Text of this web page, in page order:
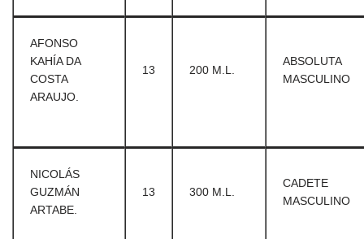
AFONSO
KAHÍA DA
COSTA
ARAUJO.
13 200 M.L.
ABSOLUTA
MASCULINO
NICOLÁS
GUZMÁN
ARTABE.
13 300 M.L.
CADETE
MASCULINO